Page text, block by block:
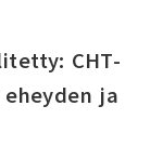
CHT-
ja